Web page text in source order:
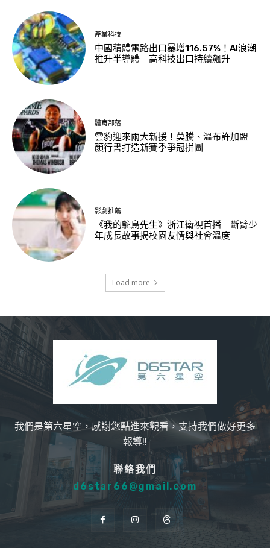
產業科技
中國積體電路出口暴增116.57%！AI浪潮
推升半導體 高科技出口持續飆升
體育部落
雲豹迎來兩大新援！莫騰、溫布許加盟
顏行書打造新賽季爭冠拼圖
影劇推薦
《我的鴕鳥先生》浙江衛視首播 斷臂少
年成長故事揭校園友情與社會溫度
Load more
我們是第六星空，感謝您點進來觀看，支持我們做好更多
報導!!
聯絡我們
d6star66@gmail.com